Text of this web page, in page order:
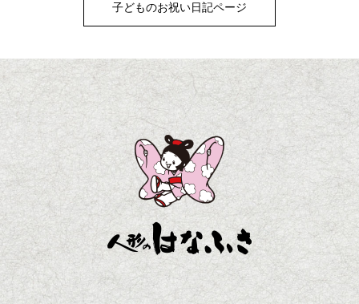
子どものお祝い日記ページ